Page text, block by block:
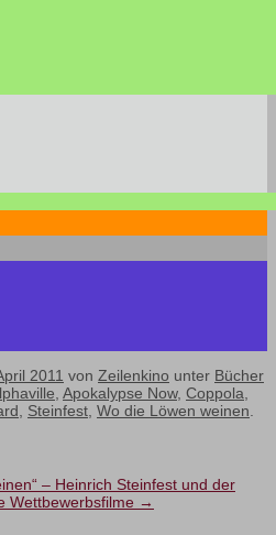
2011 von Zeilenkino unter Bücher
Apokalypse Now, Coppola
Steinfest Wo die Löwen weinen
– Heinrich Steinfest und der
Wettbewerbsfilme →